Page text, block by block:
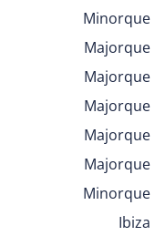
Minorque
Majorque
Majorque
Majorque
Majorque
Majorque
Minorque
Ibiza